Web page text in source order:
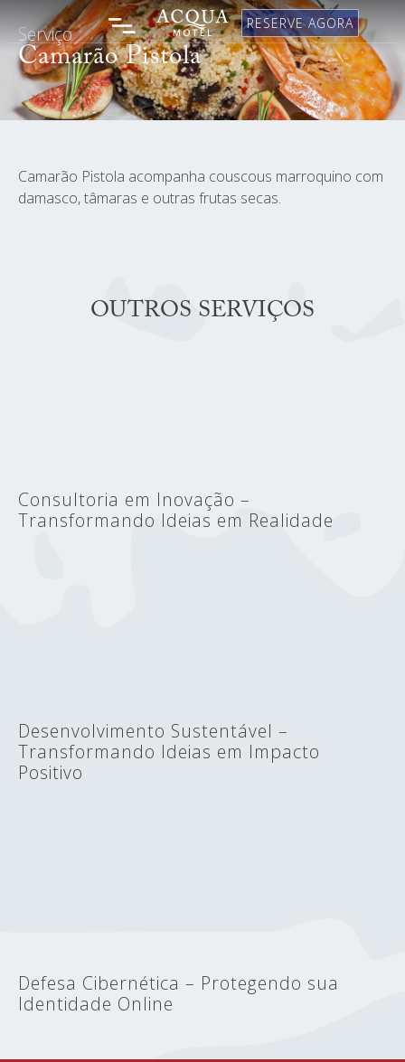
RESERVE AGORA
Serviço
Camarão Pistola
Camarão Pistola acompanha couscous marroquino com
damasco, tâmaras e outras frutas secas.
OUTROS SERVIÇOS
Consultoria em Inovação –
Transformando Ideias em Realidade
Desenvolvimento Sustentável –
Transformando Ideias em Impacto
Positivo
Defesa Cibernética – Protegendo sua
Identidade Online